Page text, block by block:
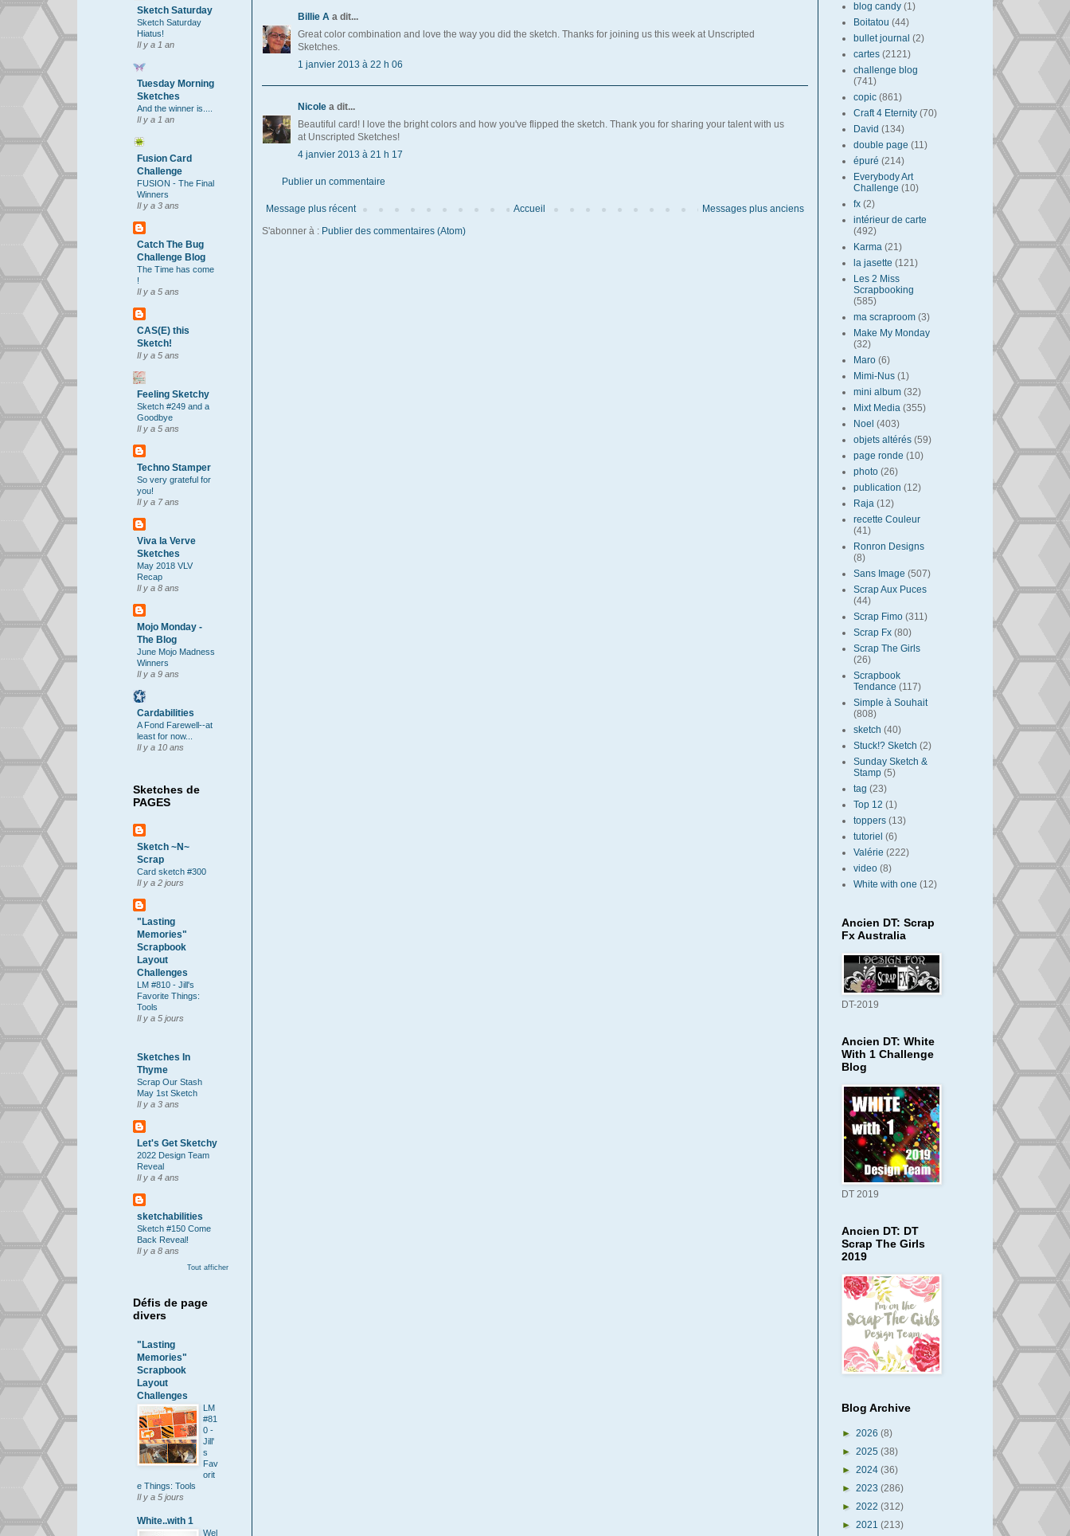
Billie A a dit...
Great color combination and love the way you did the sketch. Thanks for joining us this week at Unscripted
Sketches.
1 janvier 2013 à 22 h 06
Nicole a dit...
Beautiful card! I love the bright colors and how you've flipped the sketch. Thank you for sharing your talent with us
at Unscripted Sketches!
4 janvier 2013 à 21 h 17
Publier un commentaire
Message plus récent Messages plus anciens
Accueil
S'abonner à : Publier des commentaires (Atom)
Sketch Saturday
Sketch Saturday
Hiatus!
Il y a 1 an
Tuesday Morning
Sketches
And the winner is....
Il y a 1 an
Fusion Card
Challenge
FUSION - The Final
Winners
Il y a 3 ans
Catch The Bug
Challenge Blog
The Time has come
!
Il y a 5 ans
CAS(E) this
Sketch!
Il y a 5 ans
Feeling Sketchy
Sketch #249 and a
Goodbye
Il y a 5 ans
Techno Stamper
So very grateful for
you!
Il y a 7 ans
Viva la Verve
Sketches
May 2018 VLV
Recap
Il y a 8 ans
Mojo Monday -
The Blog
June Mojo Madness
Winners
Il y a 9 ans
Cardabilities
A Fond Farewell--at
least for now...
Il y a 10 ans
Sketches de
PAGES
Sketch ~N~
Scrap
Card sketch #300
Il y a 2 jours
"Lasting
Memories"
Scrapbook
Layout
Challenges
LM #810 - Jill's
Favorite Things:
Tools
Il y a 5 jours
Sketches In
Thyme
Scrap Our Stash
May 1st Sketch
Il y a 3 ans
Let's Get Sketchy
2022 Design Team
Reveal
Il y a 4 ans
sketchabilities
Sketch #150 Come
Back Reveal!
Il y a 8 ans
Tout afficher
Défis de page
divers
"Lasting
Memories"
Scrapbook
Layout
Challenges
LM
#81
0 -
Jill'
s
Fav
orit
e Things: Tools
Il y a 5 jours
White..with 1
Wel
blog candy (1)
Boitatou (44)
bullet journal (2)
cartes (2121)
challenge blog
(741)
copic (861)
Craft 4 Eternity (70)
David (134)
double page (11)
épuré (214)
Everybody Art
Challenge (10)
fx (2)
intérieur de carte
(492)
Karma (21)
la jasette (121)
Les 2 Miss
Scrapbooking
(585)
ma scraproom (3)
Make My Monday
(32)
Maro (6)
Mimi-Nus (1)
mini album (32)
Mixt Media (355)
Noel (403)
objets altérés (59)
page ronde (10)
photo (26)
publication (12)
Raja (12)
recette Couleur
(41)
Ronron Designs
(8)
Sans Image (507)
Scrap Aux Puces
(44)
Scrap Fimo (311)
Scrap Fx (80)
Scrap The Girls
(26)
Scrapbook
Tendance (117)
Simple à Souhait
(808)
sketch (40)
Stuck!? Sketch (2)
Sunday Sketch &
Stamp (5)
tag (23)
Top 12 (1)
toppers (13)
tutoriel (6)
Valérie (222)
video (8)
White with one (12)
Ancien DT: Scrap
Fx Australia
DT-2019
Ancien DT: White
With 1 Challenge
Blog
DT 2019
Ancien DT: DT
Scrap The Girls
2019
Blog Archive
► 2026 (8)
► 2025 (38)
► 2024 (36)
► 2023 (286)
► 2022 (312)
► 2021 (213)